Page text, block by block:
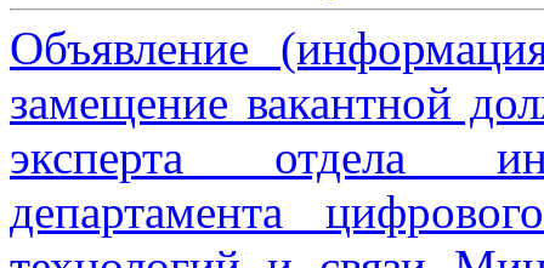
Объявление
замещение вакантной
эксперта отдела
департамента